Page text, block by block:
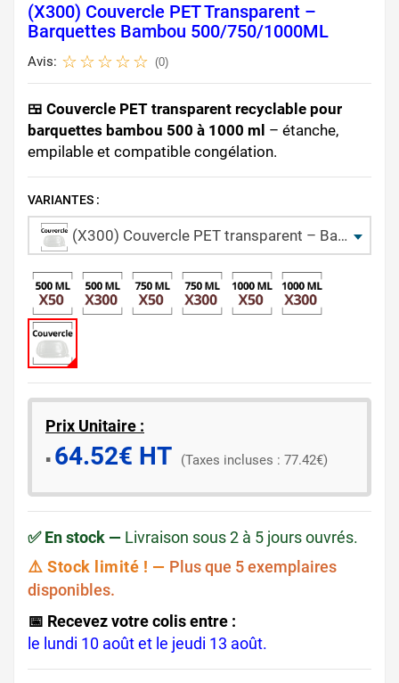
(X300) Couvercle PET Transparent –
Barquettes Bambou 500/750/1000ML
Avis: (0)
🍱 Couvercle PET transparent recyclable pour
barquettes bambou 500 à 1000 ml – étanche,
empilable et compatible congélation.
VARIANTES :
(X300) Couvercle PET transparent – Barquettes bambou 500/750/1000ML
Prix Unitaire :
​▪️​ 64.52€ HT (Taxes incluses : 77.42€)
✅ En stock — Livraison sous 2 à 5 jours ouvrés.
⚠️ Stock limité ! — Plus que 5 exemplaires
disponibles.
📅 Recevez votre colis entre :
le lundi 10 août et le jeudi 13 août.